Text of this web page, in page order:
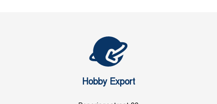
Hobby Export